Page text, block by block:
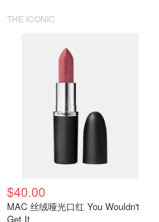
THE ICONIC
$40.00
MAC 丝绒哑光口红 You Wouldn't
Get It